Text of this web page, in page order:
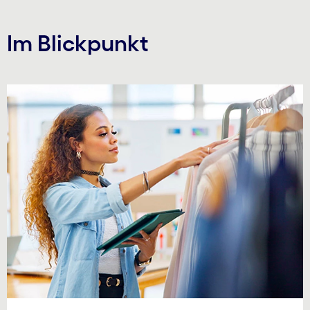
Im Blickpunkt